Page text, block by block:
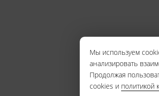
Мы используем
анализировать
Продолжая
cookies и политикой